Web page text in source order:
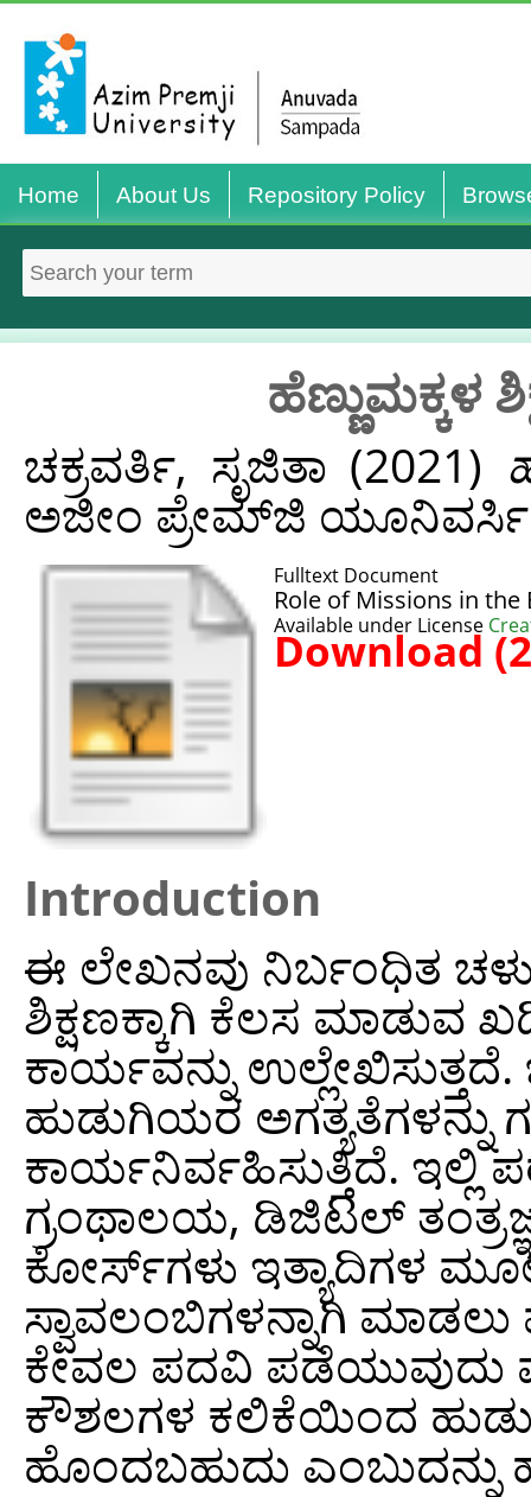
Home About Us Repository Policy
ಹೆಣ್ಣುಮಕ್ಕಳ
ಚಕ್ರವರ್ತಿ, ಸೃಜಿತಾ (2021)
ಅಜೀಂ ಪ್ರೇಮ್‌ಜಿ
Fulltext Document
Role of Missions in
Available under License
Download
Introduction
ಈ ಲೇಖನವು ನಿರ್ಬಂಧಿತ
ಶಿಕ್ಷಣಕ್ಕಾಗಿ ಕೆಲಸ ಮಾಡುವ
ಕಾರ್ಯವನ್ನು
ಹುಡುಗಿಯರ
ಕಾರ್ಯನಿರ್ವಹಿಸುತ್ತಿದೆ. ಇಲ್ಲಿ
ಗ್ರಂಥಾಲಯ, ಡಿಜಿಟಲ್
ಕೋರ್ಸ್‌ಗಳು ಇತ್ಯಾದಿಗಳ
ಸ್ವಾವಲಂಬಿಗಳನ್ನಾಗಿ
ಕೇವಲ ಪದವಿ ಪಡೆಯುವುದು
ಕೌಶಲಗಳ ಕಲಿಕೆಯಿಂದ
ಹೊಂದಬಹುದು ಎಂಬುದನ್ನು